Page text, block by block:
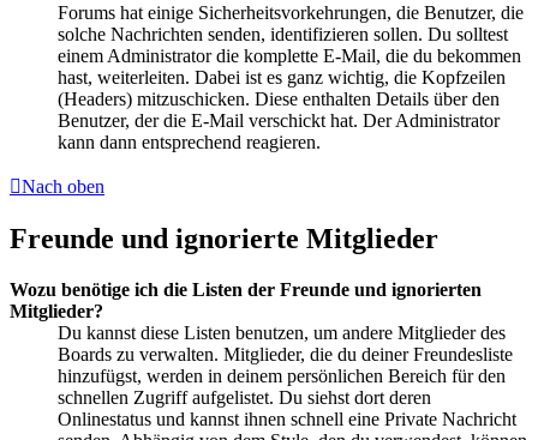
Forums hat einige Sicherheitsvorkehrungen, die Benutzer, die
solche Nachrichten senden, identifizieren sollen. Du solltest
einem Administrator die komplette E-Mail, die du bekommen
hast, weiterleiten. Dabei ist es ganz wichtig, die Kopfzeilen
(Headers) mitzuschicken. Diese enthalten Details über den
Benutzer, der die E-Mail verschickt hat. Der Administrator
kann dann entsprechend reagieren.
Nach oben
Freunde und ignorierte Mitglieder
Wozu benötige ich die Listen der Freunde und ignorierten
Mitglieder?
Du kannst diese Listen benutzen, um andere Mitglieder des
Boards zu verwalten. Mitglieder, die du deiner Freundesliste
hinzufügst, werden in deinem persönlichen Bereich für den
schnellen Zugriff aufgelistet. Du siehst dort deren
Onlinestatus und kannst ihnen schnell eine Private Nachricht